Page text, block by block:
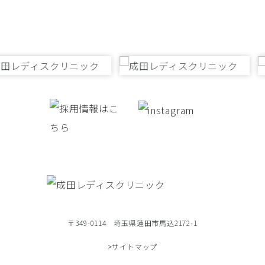
〒349-0114 埼玉県蓮田市馬込2172-1
>サイトマップ